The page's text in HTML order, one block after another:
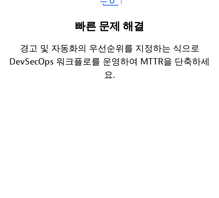
빠른 문제 해결
경고 및 자동화의 우선순위를 지정하는 식으로
DevSecOps 워크플로를 운영하여 MTTR을 단축하세
요.